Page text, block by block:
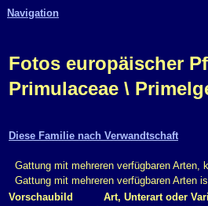
Navigation
Fotos europäischer
Primulaceae \
Diese Familie nach Verwandtschaft
Gattung mit mehreren verfügbaren Arten,
Gattung mit mehreren verfügbaren Arten
Vorschaubild
Art, Unterart oder